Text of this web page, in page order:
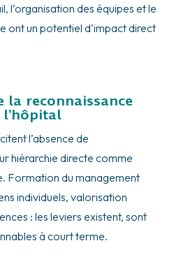
l’organisation des équipes et le
ont un potentiel d’impact direct
la reconnaissance
l’absence de
hiérarchie directe comme
Formation du management
individuels, valorisation
: les leviers existent, sont
à court terme.